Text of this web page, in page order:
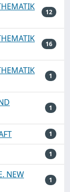
12
16
1
1
1
1
NEW
1